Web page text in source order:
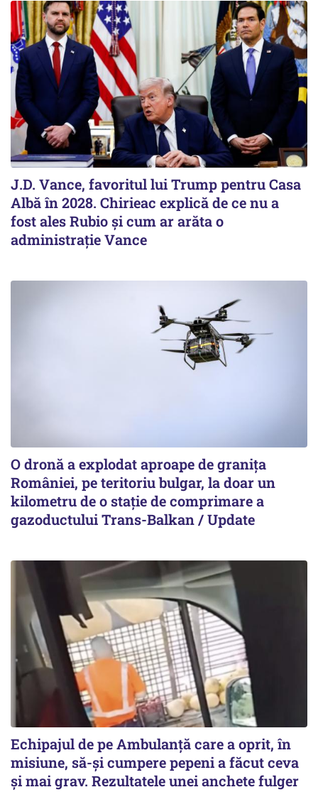
J.D. Vance, favoritul lui Trump pentru Casa
Albă în 2028. Chirieac explică de ce nu a
fost ales Rubio și cum ar arăta o
administrație Vance
O dronă a explodat aproape de granița
României, pe teritoriu bulgar, la doar un
kilometru de o stație de comprimare a
gazoductului Trans-Balkan / Update
Echipajul de pe Ambulanță care a oprit, în
misiune, să-și cumpere pepeni a făcut ceva
și mai grav. Rezultatele unei anchete fulger